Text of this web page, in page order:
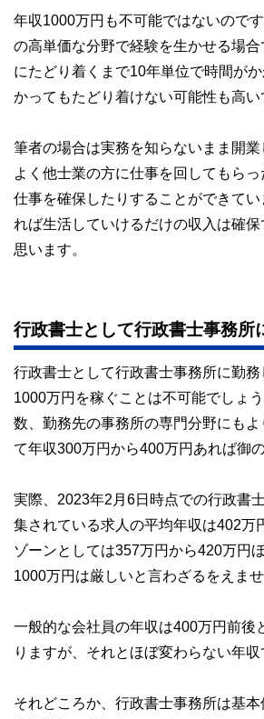
年収1000万円も不可能ではないので
の高単価な分野で経験を生かせる場合
にたどり着くまで10年単位で時間が
かってもたどり着けない可能性も高い
筆者の場合は実務を知らないまま開
よく他士業の方に仕事を回してもら
仕事を確保したりすることができて
れば生活していけるだけの収入は確
思います。
行政書士として行政書士事務所
行政書士として行政書士事務所に勤
1000万円を稼ぐことは不可能でしょ
数、勤務先の事務所の専門分野にも
て年収300万円から400万円あれば御
実際、2023年2月6日時点での行政書
集されている求人の平均年収は402万
ゾーンとしては357万円から420万円
1000万円は厳しいと言わざるをえませ
一般的な会社員の年収は400万円前後
りますが、それとほぼ変わらない年収
それどころか、行政書士事務所は基